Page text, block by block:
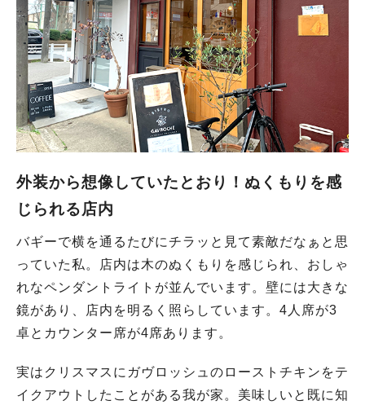
外装から想像していたとおり！ぬくもりを感
じられる店内
バギーで横を通るたびにチラッと見て素敵だなぁと思
っていた私。店内は木のぬくもりを感じられ、おしゃ
れなペンダントライトが並んでいます。壁には大きな
鏡があり、店内を明るく照らしています。4人席が3
卓とカウンター席が4席あります。
実はクリスマスにガヴロッシュのローストチキンをテ
イクアウトしたことがある我が家。美味しいと既に知